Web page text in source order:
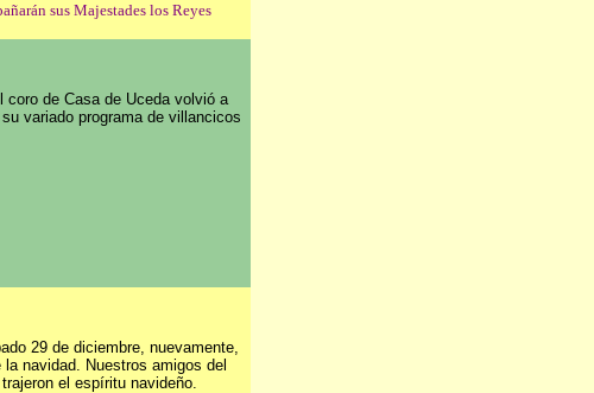
sus Majestades los Reyes
coro de Casa de Uceda volvió a
variado programa de villancicos
29 de diciembre, nuevamente,
navidad. Nuestros amigos del
el espíritu navideño.